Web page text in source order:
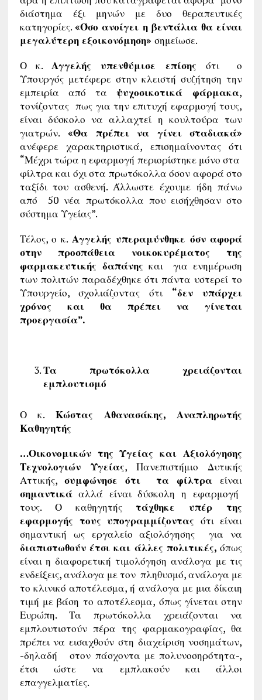
διάστημα έξι μηνών με δυο θεραπευτικές
κατηγορίες. «Όσο ανοίγει η βεντάλια θα είναι
μεγαλύτερη εξοικονόμηση» σημείωσε.
Ο κ.Αγγελής υπενθύμισε επίσης ότι ο
Υπουργός μετέφερε στην κλειστή συζήτηση την
εμπειρία από ταψυχοσικοτικά φάρμακα,
τονίζοντας πως για την επιτυχή εφαρμογή τους,
είναι δύσκολο να αλλαχτεί η κουλτούρα των
γιατρών. «Θα πρέπει να γίνει σταδιακά»
ανέφερε χαρακτηριστικά, επισημαίνοντας ότι
“Μέχρι τώρα η εφαρμογή περιορίστηκε μόνο στα
φίλτρα και όχι στα πρωτόκολλα όσον αφορά στο
ταξίδι του ασθενή. Άλλωστε έχουμε ήδη πάνω
από 50 νέα πρωτόκολλα που εισήχθησαν στο
σύστημα Υγείας”.
Τέλος, ο κ. Αγγελής υπεραμύνθηκε όσν αφορά
στην προσπάθεια νοικοκυρέματος της
φαρμακευτικής δαπάνης και για ενημέρωση
των πολιτών παραδέχθηκε ότι πάντα υστερεί το
Υπουργείο, σχολιάζοντας ότι “δεν υπάρχει
χρόνος και θα πρέπει να γίνεται
προεργασία”.
Τα πρωτόκολλα χρειάζονται
εμπλουτισμό
Ο κ. Κώστας Αθανασάκης, Αναπληρωτής
Καθηγητής
…Οικονομικών της Υγείας και Αξιολόγησης
Τεχνολογιών Υγείας, Πανεπιστήμιο Δυτικής
Αττικής, συμφώνησε ότι τα φίλτραείναι
σημαντικάαλλά είναι δύσκολη η εφαρμογή
τους. Ο καθηγητήςτάχθηκε υπέρ της
εφαρμογής τους υπογραμμίζονταςότι είναι
σημαντική ως εργαλείο αξιολόγησης για να
διαπιστωθούν έτσι και άλλες πολιτικές, όπως
είναι η διαφορετική τιμολόγηση ανάλογα με τις
ενδείξεις, ανάλογα με τον πληθυσμό, ανάλογα με
το κλινικό αποτέλεσμα, ή ανάλογα με μια δίκαιη
τιμή με βάση το αποτέλεσμα, όπως γίνεται στην
Ευρώπη. Τα πρωτόκολλα χρειάζονται να
εμπλουτιστούν πέρα της φαρμακογραφίας, θα
πρέπει να εισαχθούν στη διαχείριση νοσημάτων,
-δηλαδή στον πάσχοντα με πολυνοσηρότητα-,
έτσι ώστε να εμπλακούν και άλλοι
επαγγελματίες.